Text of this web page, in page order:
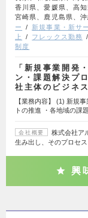
香川県、愛媛県、高
宮崎県、鹿児島県、沖
ー
新規事業・新サ
上
フレックス勤務
制度
「新規事業開発
ン・課題解決プ
社主体のビジネ
【業務内容】 (1) 新規
トの推進 ・各地域の課
会社概要
株式会社ア
生み出し、そのプロセ
興